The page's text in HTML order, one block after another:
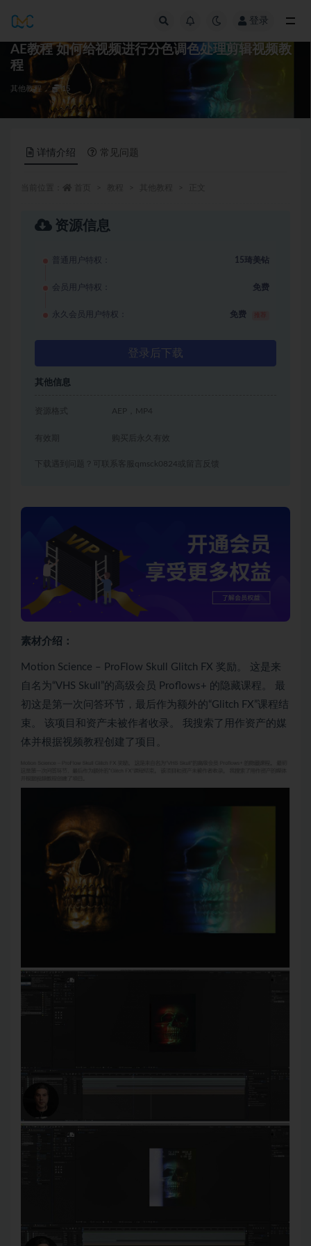
登录
AE教程 如何给视频进行分色调色处理剪辑视频教
程
其他教程 15
详情介绍 常见问题
资源信息
普通用户特权： 15琦美钻
会员用户特权： 免费
永久会员用户特权： 免费
登录后下载
其他信息
资源格式 AEP，MP4
有效期 购买后永久有效
下载遇到问题？可联系客服qmsck0824或留言反馈
素材介绍：
Motion Science – ProFlow Skull Glitch FX 奖励。 这是来
自名为“VHS Skull”的高级会员 Proflows+ 的隐藏课程。 最
初这是第一次问答环节，最后作为额外的“Glitch FX”课程结
束。 该项目和资产未被作者收录。 我搜索了用作资产的媒
体并根据视频教程创建了项目。